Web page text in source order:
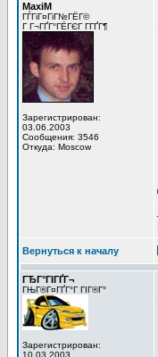
MaxiM
ГЃГіГ¤ГіГ№ГЁГ©
Г Г¬ГҐГ°ГЁГЄГ Г­ГҐГ¶
Зарегистрирован:
03.06.2003
Сообщения: 3546
Откуда: Moscow
Вернуться к началу
ГЂГ°ГІГҐГ¬
ГЊГ®Г¤ГҐГ°Г ГІГ®Г°
Зарегистрирован:
10.03.2003